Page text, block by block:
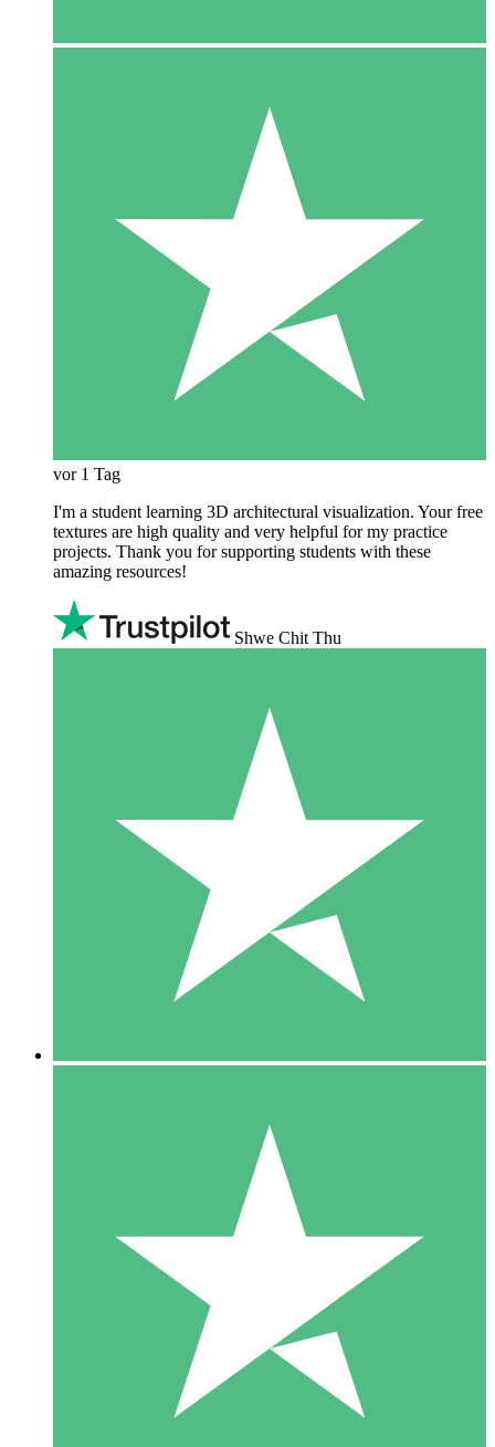
vor 1 Tag
I'm a student learning 3D architectural visualization. Your free
textures are high quality and very helpful for my practice
projects. Thank you for supporting students with these
amazing resources!
Shwe Chit Thu